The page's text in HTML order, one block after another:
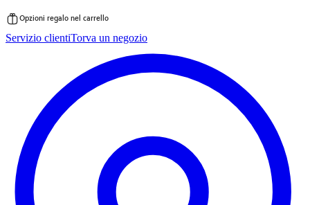
al
Opzioni regalo nel carrello
Servizio clientiTorva un negozio